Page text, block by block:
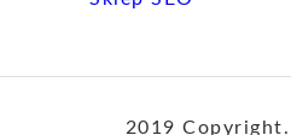
2019